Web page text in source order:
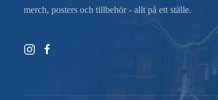
merch, posters och tillbehör - allt på ett ställe.